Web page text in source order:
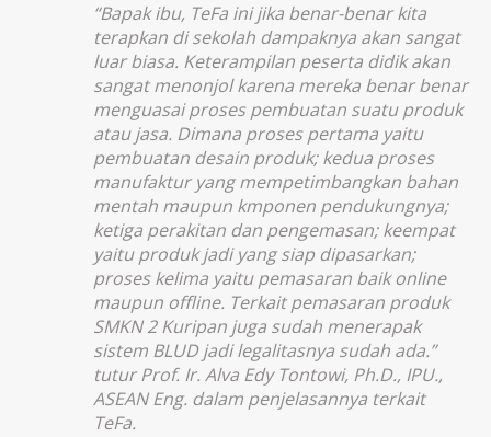
“Bapak ibu, TeFa ini jika benar-benar kita
terapkan di sekolah dampaknya akan sangat
luar biasa. Keterampilan peserta didik akan
sangat menonjol karena mereka benar benar
menguasai proses pembuatan suatu produk
atau jasa. Dimana proses pertama yaitu
pembuatan desain produk; kedua proses
manufaktur yang mempetimbangkan bahan
mentah maupun kmponen pendukungnya;
ketiga perakitan dan pengemasan; keempat
yaitu produk jadi yang siap dipasarkan;
proses kelima yaitu pemasaran baik online
maupun offline. Terkait pemasaran produk
SMKN 2 Kuripan juga sudah menerapak
sistem BLUD jadi legalitasnya sudah ada.”
tutur Prof. Ir. Alva Edy Tontowi, Ph.D., IPU.,
ASEAN Eng. dalam penjelasannya terkait
TeFa.